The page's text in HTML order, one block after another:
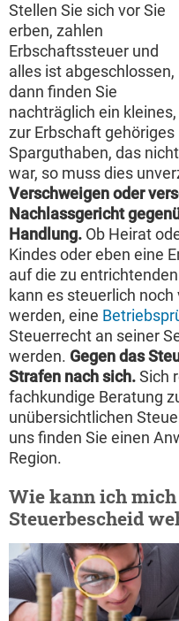
Stellen Sie sich vor Sie
erben, zahlen
Erbschaftssteuer und
alles ist abgeschlossen,
dann finden Sie
nachträglich ein kleines,
zur Erbschaft gehöriges
Sparguthaben, das
war, so muss dies
Verschweigen oder
Nachlassgericht
Handlung. Ob Heirat
Kindes oder eben eine
auf die zu
kann es steuerlich
werden, eine
Steuerrecht an seiner
werden. Gegen das
Strafen nach sich.Sich
fachkundige Beratung
unübersichtlichen
uns finden Sie einen
Region.
Wie kann ich mich
Steuerbescheid